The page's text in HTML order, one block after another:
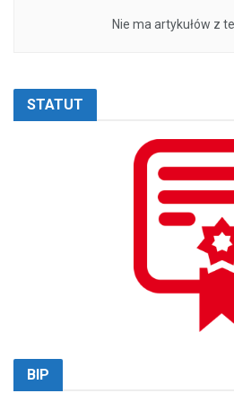
Nie ma artykułów z
STATUT
BIP